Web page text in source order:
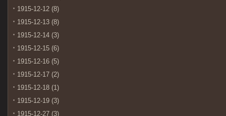
1915-12-12 (8)
1915-12-13 (8)
1915-12-14 (3)
1915-12-15 (6)
1915-12-16 (5)
1915-12-17 (2)
1915-12-18 (1)
1915-12-19 (3)
1915-12-27 (3)